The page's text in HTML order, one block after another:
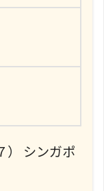
シンガポ